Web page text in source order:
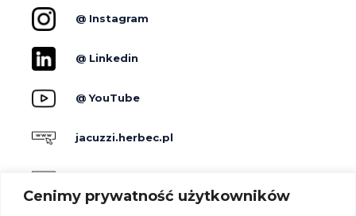
Cenimy prywatność użytkowników
@ Instagram
@ Linkedin
@ YouTube
jacuzzi.herbec.pl